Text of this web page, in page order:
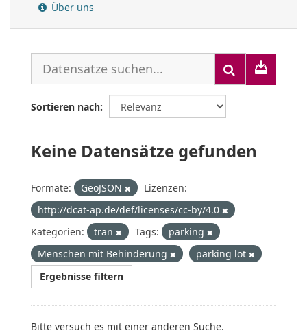
Über uns
Sortieren nach
Keine Datensätze gefunden
Formate: GeoJSON
Lizenzen:
http://dcat-ap.de/def/licenses/cc-by/4.0
Kategorien:
tran Tags:
parking
Menschen mit Behinderung
parking lot
Ergebnisse filtern
Bitte versuch es mit einer anderen Suche.